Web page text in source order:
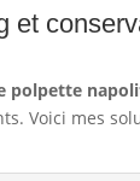
et
polpette
Voici mes